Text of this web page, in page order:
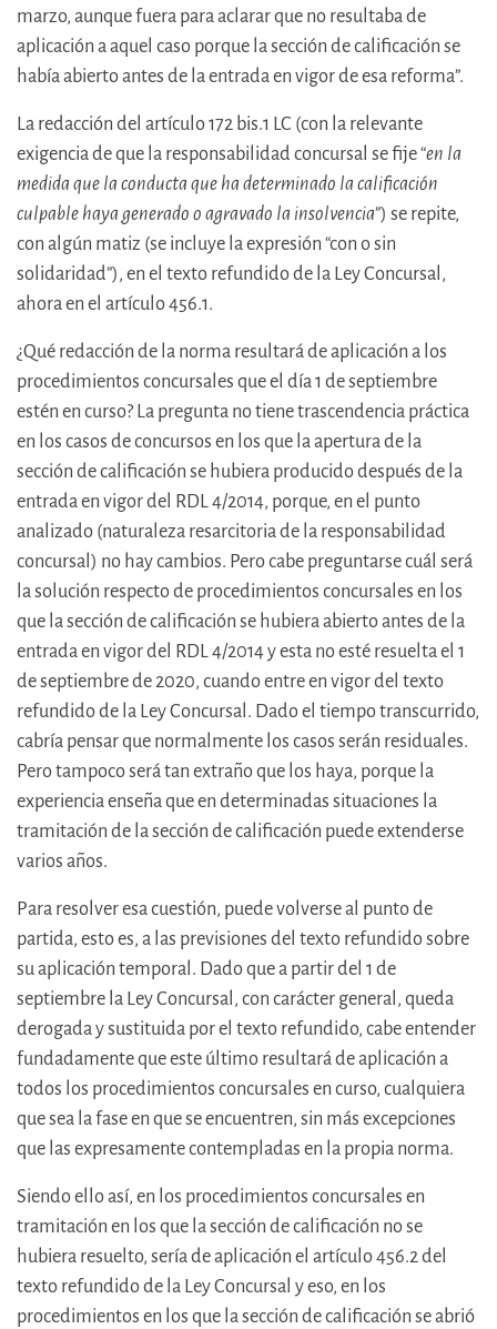
marzo, aunque fuera para aclarar que no resultaba de
aplicación a aquel caso porque la sección de calificación se
había abierto antes de la entrada en vigor de esa reforma”.
La redacción del artículo 172 bis.1 LC (con la relevante
exigencia de que la responsabilidad concursal se fije “en la
medida que la conducta que ha determinado la calificación
culpable haya generado o agravado la insolvencia”) se repite,
con algún matiz (se incluye la expresión “con o sin
solidaridad”), en el texto refundido de la Ley Concursal,
ahora en el artículo 456.1.
¿Qué redacción de la norma resultará de aplicación a los
procedimientos concursales que el día 1 de septiembre
estén en curso? La pregunta no tiene trascendencia práctica
en los casos de concursos en los que la apertura de la
sección de calificación se hubiera producido después de la
entrada en vigor del RDL 4/2014, porque, en el punto
analizado (naturaleza resarcitoria de la responsabilidad
concursal) no hay cambios. Pero cabe preguntarse cuál será
la solución respecto de procedimientos concursales en los
que la sección de calificación se hubiera abierto antes de la
entrada en vigor del RDL 4/2014 y esta no esté resuelta el 1
de septiembre de 2020, cuando entre en vigor del texto
refundido de la Ley Concursal. Dado el tiempo transcurrido,
cabría pensar que normalmente los casos serán residuales.
Pero tampoco será tan extraño que los haya, porque la
experiencia enseña que en determinadas situaciones la
tramitación de la sección de calificación puede extenderse
varios años.
Para resolver esa cuestión, puede volverse al punto de
partida, esto es, a las previsiones del texto refundido sobre
su aplicación temporal. Dado que a partir del 1 de
septiembre la Ley Concursal, con carácter general, queda
derogada y sustituida por el texto refundido, cabe entender
fundadamente que este último resultará de aplicación a
todos los procedimientos concursales en curso, cualquiera
que sea la fase en que se encuentren, sin más excepciones
que las expresamente contempladas en la propia norma.
Siendo ello así, en los procedimientos concursales en
tramitación en los que la sección de calificación no se
hubiera resuelto, sería de aplicación el artículo 456.2 del
texto refundido de la Ley Concursal y eso, en los
procedimientos en los que la sección de calificación se abrió